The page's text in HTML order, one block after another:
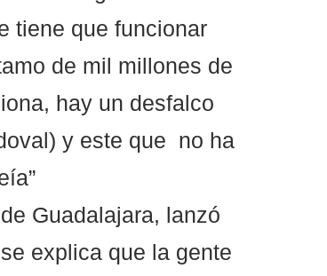
tiene que funcionar
de mil millones de
hay un desfalco
y este que  no ha
Guadalajara, lanzó
explica que la gente